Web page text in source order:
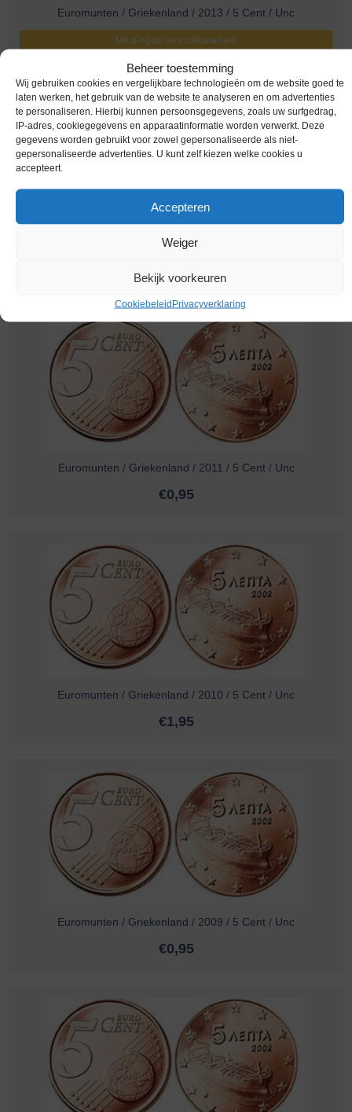
Beheer toestemming
Wij gebruiken cookies en vergelijkbare technologieën om de website goed te
laten werken, het gebruik van de website te analyseren en om advertenties
te personaliseren. Hierbij kunnen persoonsgegevens, zoals uw surfgedrag,
IP-adres, cookiegegevens en apparaatinformatie worden verwerkt. Deze
gegevens worden gebruikt voor zowel gepersonaliseerde als niet-
gepersonaliseerde advertenties. U kunt zelf kiezen welke cookies u
accepteert.
Accepteren
Weiger
Bekijk voorkeuren
CookiebeleidPrivacyverklaring
Euromunten / Griekenland / 2013 / 5 Cent / Unc
Melding bij beschikbaarheid
Euromunten / Griekenland / 2012 / 5 Cent / Unc
Euromunten / Griekenland / 2011 / 5 Cent / Unc
€0,95
Euromunten / Griekenland / 2010 / 5 Cent / Unc
€1,95
Euromunten / Griekenland / 2009 / 5 Cent / Unc
€0,95